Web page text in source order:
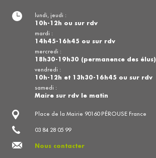
Place de la Mairie 90160 PÉROUSE France
03 84 28 05 99
Nous contacter
lundi, jeudi :
10h-12h ou sur rdv
mardi :
14h45-16h45 ou sur rdv
mercredi :
18h30-19h30 (permanence des élus)
vendredi :
10h-12h et 13h30-16h45 ou sur rdv
samedi :
Maire sur rdv le matin